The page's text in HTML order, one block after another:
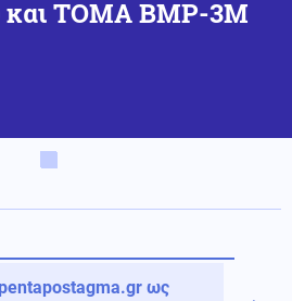
και ΤΟΜΑ BMP-3M
ως